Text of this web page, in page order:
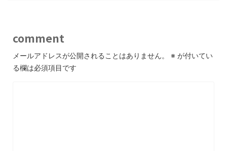
comment
メールアドレスが公開されることはありません。 ※ が付いてい
る欄は必須項目です